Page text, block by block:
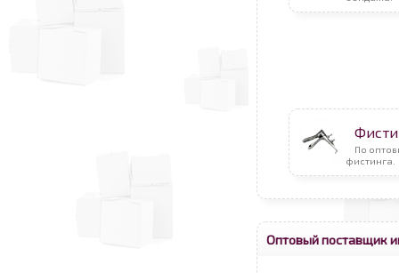
По
фистинга.
Оптовый поставщик